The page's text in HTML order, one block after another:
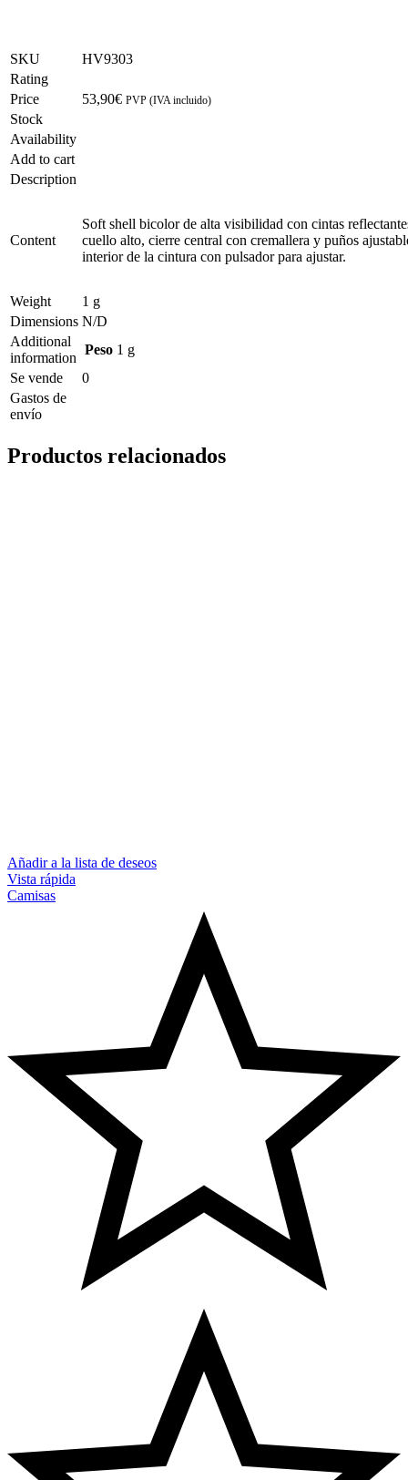
SKU
HV9303
Rating
Price
53,90€ PVP (IVA incluido)
Stock
Availability
Add to cart
Description
Content
Soft shell bicolor de alta visibilidad con cintas
cuello alto, cierre central con cremallera y puños
interior de la cintura con pulsador para ajustar.
Weight
1 g
Dimensions N/D
Additional
information
Peso 1 g
Se vende
0
Gastos de
envío
Productos relacionados
Añadir a la lista de deseos
Vista rápida
Camisas